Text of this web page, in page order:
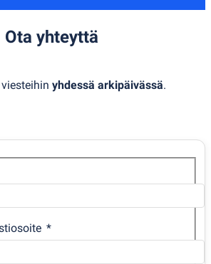
Ota yhteyttä
yhdessä arkipäivässä.